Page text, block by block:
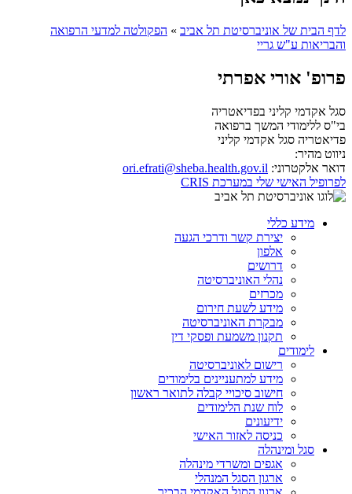
לדף הבית של אוניברסיטת תל אביב » הפקולטה למדעי הרפואה
והבריאות ע"ש גריי
פרופ' אורי אפרתי
סגל אקדמי קליני בפדיאטריה
בי"ס ללימודי המשך ברפואה
פדיאטריה סגל אקדמי קליני
ניווט מהיר:
דואר אלקטרוני: ori.efrati@sheba.health.gov.il
לפרופיל האישי שלי במערכת CRIS
מידע כללי
יצירת קשר ודרכי הגעה
אלפון
דרושים
נהלי האוניברסיטה
מכרזים
מידע לשעת חירום
מבקרת האוניברסיטה
תקנון משמעת ופסקי דין
לימודים
רישום לאוניברסיטה
מידע למתעניינים בלימודים
חישוב סיכויי קבלה לתואר ראשון
לוח שנת הלימודים
ידיעונים
כניסה לאזור האישי
סגל ומינהלה
אגפים ומשרדי מינהלה
ארגון הסגל המנהלי